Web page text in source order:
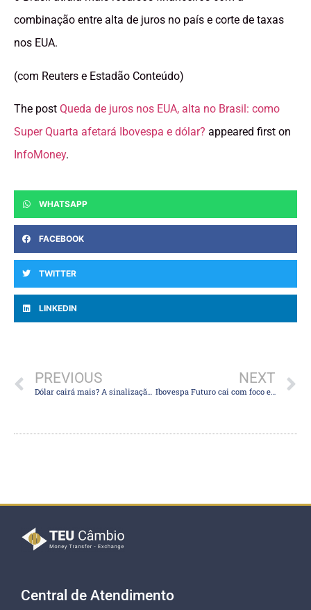
combinação entre alta de juros no país e corte de taxas
nos EUA.
(com Reuters e Estadão Conteúdo)
The post Queda de juros nos EUA, alta no Brasil: como
Super Quarta afetará Ibovespa e dólar? appeared first on
InfoMoney.
WHATSAPP
FACEBOOK
TWITTER
LINKEDIN
PREVIOUS NEXT
Ibovespa Futuro cai com foco em decisões de juros no Brasil e nos EUA
Central de Atendimento